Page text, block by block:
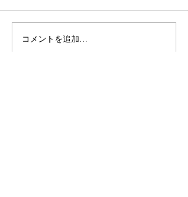
ベトナム介護施設は日本
コメントを追加…